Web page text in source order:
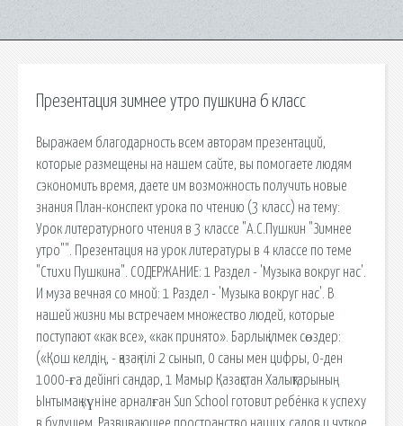
Презентация зимнее утро пушкина 6 класс
Выражаем благодарность всем авторам презентаций,
которые размещены на нашем сайте, вы помогаете людям
сэкономить время, даете им возможность получить новые
знания План-конспект урока по чтению (3 класс) на тему:
Урок литературного чтения в 3 классе "А.С.Пушкин "Зимнее
утро"". Презентация на урок литературы в 4 классе по теме
"Стихи Пушкина". СОДЕРЖАНИЕ: 1 Раздел - 'Музыка вокруг нас'.
И муза вечная со мной: 1 Раздел - 'Музыка вокруг нас'. В
нашей жизни мы встречаем множество людей, которые
поступают «как все», «как принято». Барлық ілмек сөздер:
(«Қош келдің, - қазақ тілі 2 сынып, 0 саны мен цифры, 0-ден
1000-ға дейінгі сандар, 1 Мамыр Қазақстан Халықтарының
Ынтымақ күніне арналған Sun School готовит ребёнка к успеху
в будущем. Развивающее пространство наших садов и чуткое